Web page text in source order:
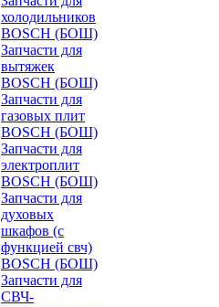
холодильников
BOSCH (БОШ)
Запчасти для
вытяжек
BOSCH (БОШ)
Запчасти для
газовых плит
BOSCH (БОШ)
Запчасти для
электроплит
BOSCH (БОШ)
Запчасти для
духовых
шкафов (с
функцией свч)
BOSCH (БОШ)
Запчасти для
СВЧ-